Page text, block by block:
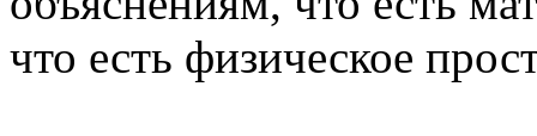
что есть физическое